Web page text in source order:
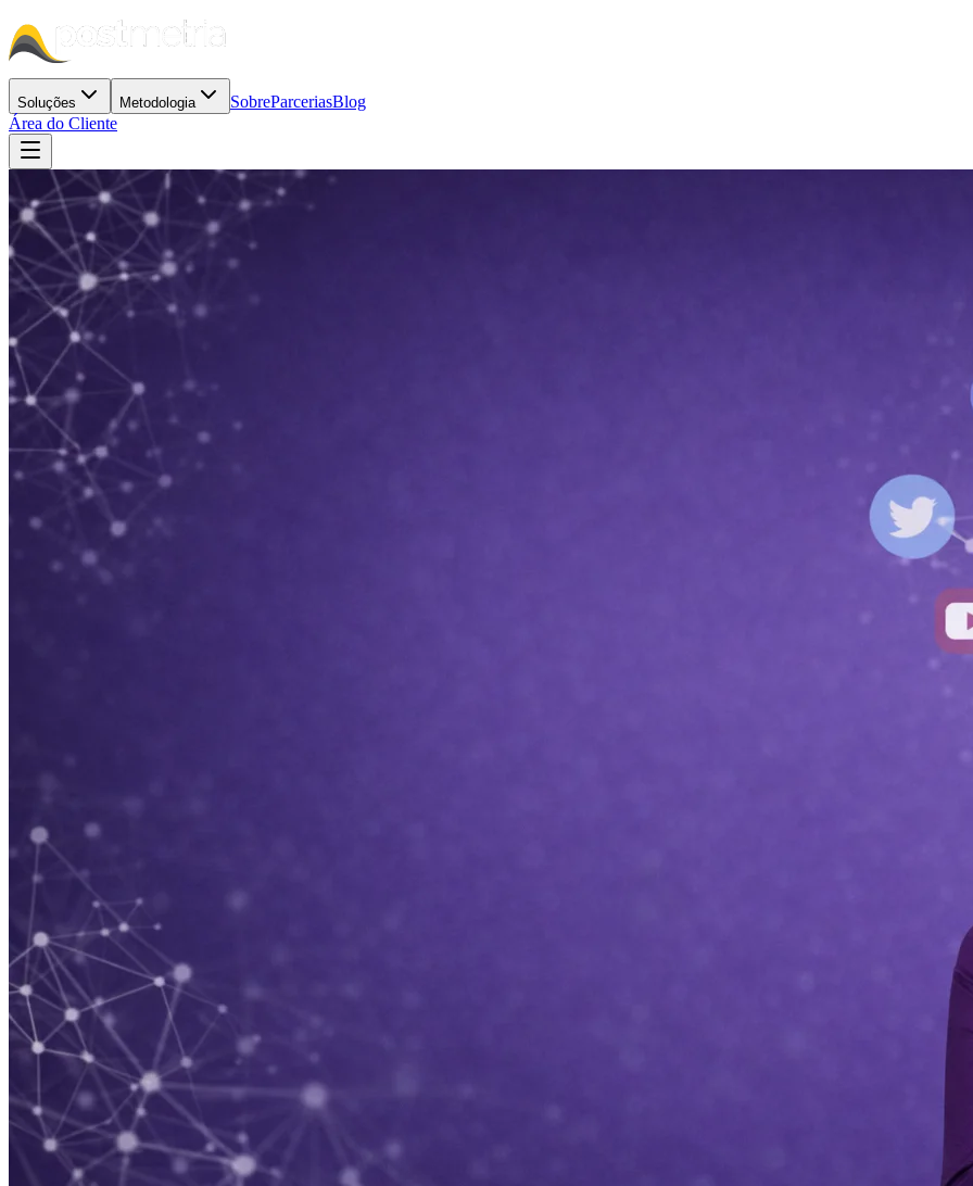
Soluções Metodologia SobreParceriasBlog
Área do Cliente